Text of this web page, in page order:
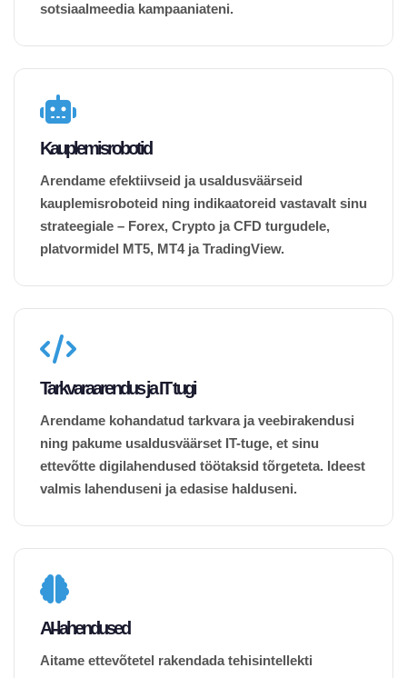
sotsiaalmeedia kampaaniateni.
Kauplemisrobotid
Arendame efektiivseid ja usaldusväärseid
kauplemisroboteid ning indikaatoreid vastavalt sinu
strateegiale – Forex, Crypto ja CFD turgudele,
platvormidel MT5, MT4 ja TradingView.
Tarkvaraarendus ja IT tugi
Arendame kohandatud tarkvara ja veebirakendusi
ning pakume usaldusväärset IT-tuge, et sinu
ettevõtte digilahendused töötaksid tõrgeteta. Ideest
valmis lahenduseni ja edasise halduseni.
AI-lahendused
Aitame ettevõtetel rakendada tehisintellekti